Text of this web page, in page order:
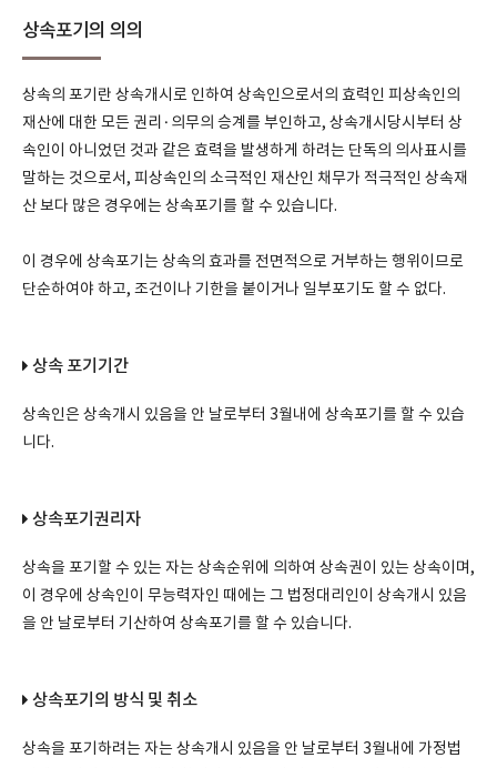
상속포기의 의의
상속의 포기란 상속개시로 인하여 상속인으로서의 효력인 피상속인의
재산에 대한 모든 권리·의무의 승계를 부인하고, 상속개시당시부터 상
속인이 아니었던 것과 같은 효력을 발생하게 하려는 단독의 의사표시를
말하는 것으로서, 피상속인의 소극적인 재산인 채무가 적극적인 상속재
산 보다 많은 경우에는 상속포기를 할 수 있습니다.
이 경우에 상속포기는 상속의 효과를 전면적으로 거부하는 행위이므로
단순하여야 하고, 조건이나 기한을 붙이거나 일부포기도 할 수 없다.
상속 포기기간
상속인은 상속개시 있음을 안 날로부터 3월내에 상속포기를 할 수 있습
니다.
상속포기권리자
상속을 포기할 수 있는 자는 상속순위에 의하여 상속권이 있는 상속이며,
이 경우에 상속인이 무능력자인 때에는 그 법정대리인이 상속개시 있음
을 안 날로부터 기산하여 상속포기를 할 수 있습니다.
상속포기의 방식 및 취소
상속을 포기하려는 자는 상속개시 있음을 안 날로부터 3월내에 가정법